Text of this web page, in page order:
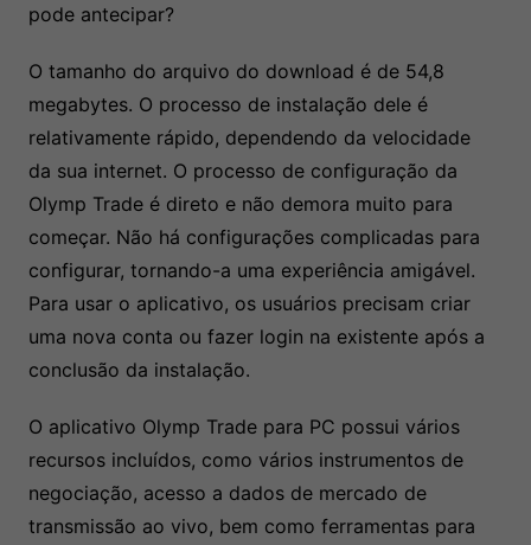
pode antecipar?
O tamanho do arquivo do download é de 54,8
megabytes. O processo de instalação dele é
relativamente rápido, dependendo da velocidade
da sua internet. O processo de configuração da
Olymp Trade é direto e não demora muito para
começar. Não há configurações complicadas para
configurar, tornando-a uma experiência amigável.
Para usar o aplicativo, os usuários precisam criar
uma nova conta ou fazer login na existente após a
conclusão da instalação.
O aplicativo Olymp Trade para PC possui vários
recursos incluídos, como vários instrumentos de
negociação, acesso a dados de mercado de
transmissão ao vivo, bem como ferramentas para